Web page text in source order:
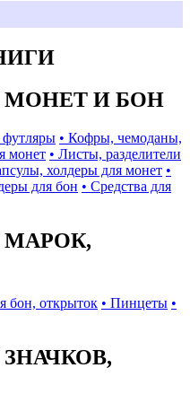
МОНЕТ И БОН
футляры • Кофры, чемоданы,
монет • Листы, разделители
холдеры для монет •
для бон • Средства для
МАРОК,
бон, открыток • Пинцеты •